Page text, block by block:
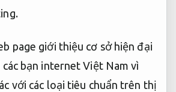
page giới thiệu cơ sở hiện đại
bạn internet Việt Nam vì
với các loại tiêu chuẩn trên thị